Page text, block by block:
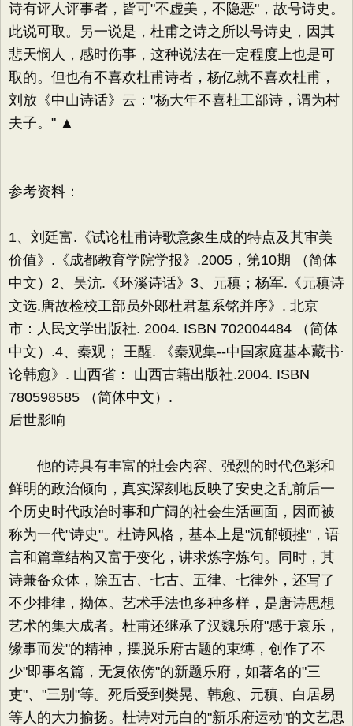
诗有评人评事者，皆可"不虚美，不隐恶"，故号诗史。
此说可取。另一说是，杜甫之诗之所以号诗史，因其
悲天悯人，感时伤事，这种说法在一定程度上也是可
取的。但也有不喜欢杜甫诗者，杨亿就不喜欢杜甫，
刘放《中山诗话》云："杨大年不喜杜工部诗，谓为村
夫子。" ▲
参考资料：
1、刘廷富.《试论杜甫诗歌意象生成的特点及其审美
价值》.《成都教育学院学报》.2005，第10期 （简体
中文）2、吴沆.《环溪诗话》3、元稹；杨军.《元稹诗
文选.唐故检校工部员外郎杜君墓系铭并序》. 北京
市：人民文学出版社. 2004. ISBN 702004484 （简体
中文）.4、秦观； 王醒. 《秦观集--中国家庭基本藏书·
论韩愈》. 山西省： 山西古籍出版社.2004. ISBN
780598585 （简体中文）.
后世影响
他的诗具有丰富的社会内容、强烈的时代色彩和
鲜明的政治倾向，真实深刻地反映了安史之乱前后一
个历史时代政治时事和广阔的社会生活画面，因而被
称为一代"诗史"。杜诗风格，基本上是"沉郁顿挫"，语
言和篇章结构又富于变化，讲求炼字炼句。同时，其
诗兼备众体，除五古、七古、五律、七律外，还写了
不少排律，拗体。艺术手法也多种多样，是唐诗思想
艺术的集大成者。杜甫还继承了汉魏乐府"感于哀乐，
缘事而发"的精神，摆脱乐府古题的束缚，创作了不
少"即事名篇，无复依傍"的新题乐府，如著名的"三
吏"、"三别"等。死后受到樊晃、韩愈、元稹、白居易
等人的大力揄扬。杜诗对元白的"新乐府运动"的文艺思